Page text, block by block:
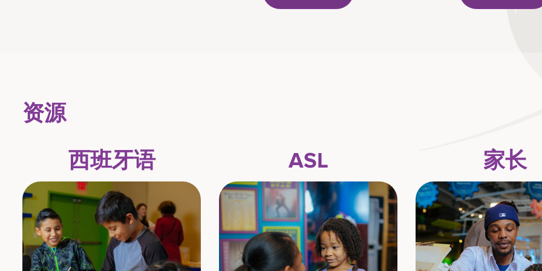
资源
西班牙语
ASL 家长